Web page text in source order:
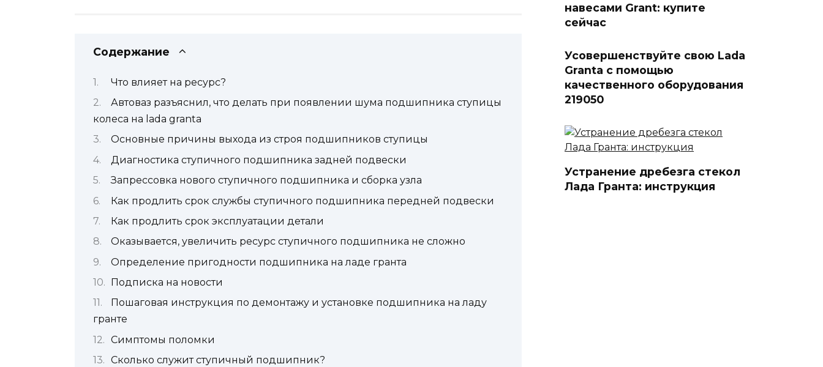
Содержание
Что влияет на ресурс?
Автоваз разъяснил, что делать при появлении шума подшипника ступицы
колеса на lada granta
Основные причины выхода из строя подшипников ступицы
Диагностика ступичного подшипника задней подвески
Запрессовка нового ступичного подшипника и сборка узла
Как продлить срок службы ступичного подшипника передней подвески
Как продлить срок эксплуатации детали
Оказывается, увеличить ресурс ступичного подшипника не сложно
Определение пригодности подшипника на ладе гранта
Подписка на новости
Пошаговая инструкция по демонтажу и установке подшипника на ладу
гранте
Симптомы поломки
Сколько служит ступичный подшипник?
навесами Grant: купите
сейчас
Усовершенствуйте свою Lada
Granta с помощью
качественного оборудования
219050
Устранение дребезга стекол
Лада Гранта: инструкция